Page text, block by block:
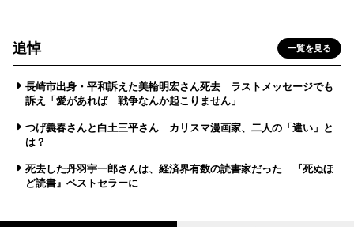
追悼 一覧を見る
長崎市出身・平和訴えた美輪明宏さん死去 ラストメッセージでも
訴え「愛があれば 戦争なんか起こりません」
つげ義春さんと白土三平さん カリスマ漫画家、二人の「違い」と
は？
死去した丹羽宇一郎さんは、経済界有数の読書家だった 『死ぬほ
ど読書』ベストセラーに